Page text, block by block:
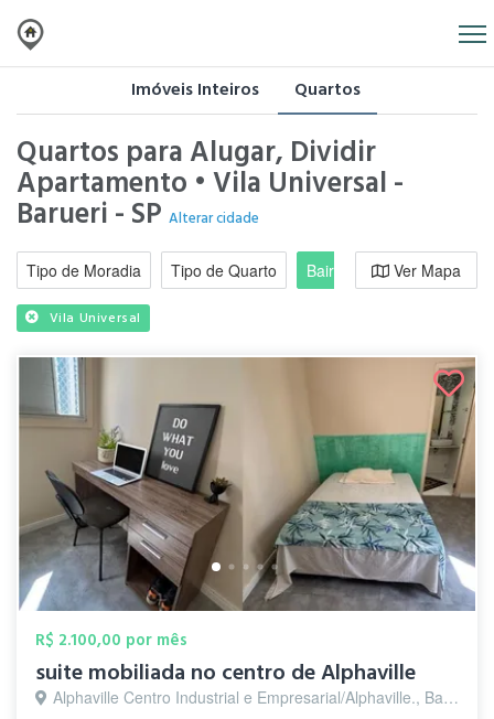
Imóveis Inteiros Quartos
Quartos para Alugar, Dividir
Apartamento • Vila Universal -
Barueri - SP Alterar cidade
Tipo de Moradia Tipo de Quarto Bairro / RegiãoVer Mapa
Vila Universal
R$ 2.100,00 por mês
suite mobiliada no centro de Alphaville
Alphaville Centro Industrial e Empresarial/Alphaville., Barueri - SP